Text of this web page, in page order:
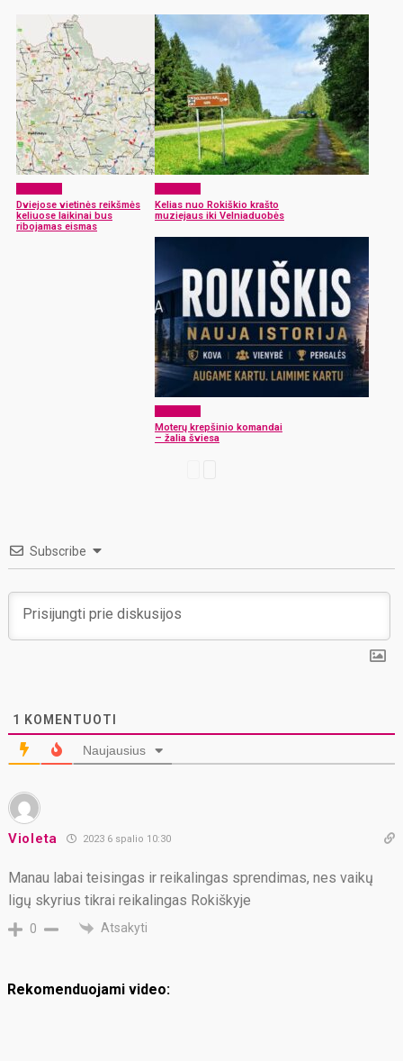
Dviejose vietinės reikšmės
keliuose laikinai bus
ribojamas eismas
Kelias nuo Rokiškio krašto
muziejaus iki Velniaduobės
Moterų krepšinio komandai
– žalia šviesa
Subscribe
1 KOMENTUOTI
Naujausius
Violeta 2023 6 spalio 10:30
Manau labai teisingas ir reikalingas sprendimas, nes vaikų
ligų skyrius tikrai reikalingas Rokiškyje
0 Atsakyti
Rekomenduojami video: